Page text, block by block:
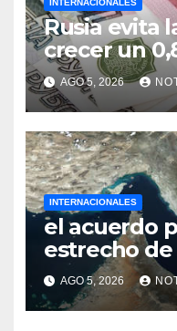
INTERNACIONALES
Rusia evita
crecer un
trimestre
AGO 5, 2026
INTERNACIONALES
el acuerdo
estrecho
concretarse
AGO 5, 2026